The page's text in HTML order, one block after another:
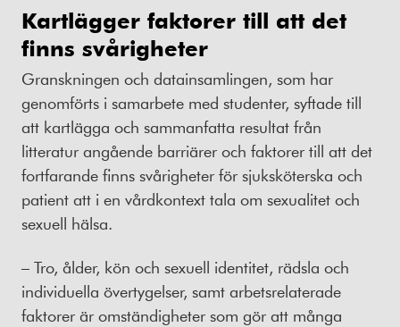
Kartlägger faktorer till att det
finns svårigheter
Granskningen och datainsamlingen, som har
genomförts i samarbete med studenter, syftade till
att kartlägga och sammanfatta resultat från
litteratur angående barriärer och faktorer till att det
fortfarande finns svårigheter för sjuksköterska och
patient att i en vårdkontext tala om sexualitet och
sexuell hälsa.
– Tro, ålder, kön och sexuell identitet, rädsla och
individuella övertygelser, samt arbetsrelaterade
faktorer är omständigheter som gör att många